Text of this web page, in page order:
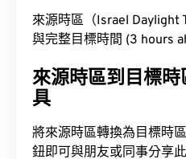
來源時區（Israel Daylight
與完整目標時間 (3 hours
來源時區到目標
具
將來源時區轉換為目標時
鈕即可與朋友或同事分享